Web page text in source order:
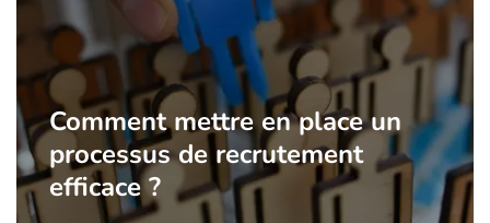
Comment mettre en place un
processus de recrutement
efficace ?